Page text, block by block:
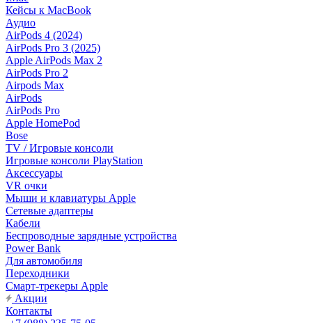
Кейсы к MacBook
Аудио
AirPods 4 (2024)
AirPods Pro 3 (2025)
Apple AirPods Max 2
AirPods Pro 2
Airpods Max
AirPods
AirPods Pro
Apple HomePod
Bose
TV / Игровые консоли
Игровые консоли PlayStation
Аксессуары
VR очки
Мыши и клавиатуры Apple
Сетевые адаптеры
Кабели
Беспроводные зарядные устройства
Power Bank
Для автомобиля
Переходники
Смарт-трекеры Apple
Акции
Контакты